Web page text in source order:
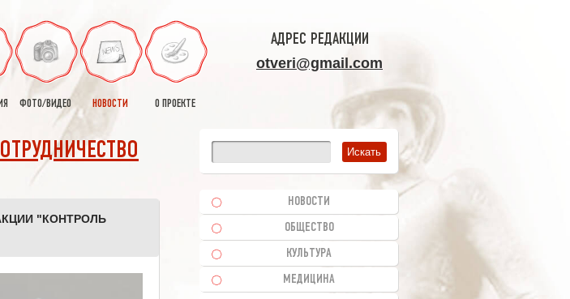
ФОТО/ВИДЕО НОВОСТИ О ПРОЕКТЕ
АДРЕС РЕДАКЦИИ
otveri@gmail.com
"КОНТРОЛЬ
НОВОСТИ
ОБЩЕСТВО
КУЛЬТУРА
МЕДИЦИНА